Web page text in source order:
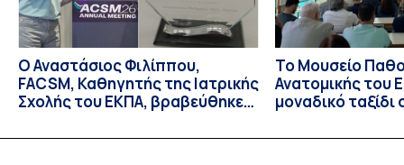
Ο Αναστάσιος Φιλίππου,
FACSM, Καθηγητής της Ιατρικής
Σχολής του ΕΚΠΑ, βραβεύθηκε
Global Leadership Award 2026
Το Μουσείο
Ανατομικής του
μοναδικό ταξίδι